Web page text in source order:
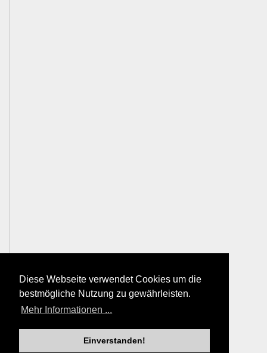
Diese Webseite verwendet Cookies um die
bestmögliche Nutzung zu gewährleisten.
Mehr Informationen ...
Einverstanden!